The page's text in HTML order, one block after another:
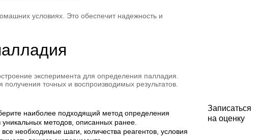
условиях. Это обеспечит надежность и
эксперимента для определения палладия.
точных и воспроизводимых результатов.
наиболее подходящий метод определения
уникальных методов, описанных ранее.
необходимые шаги, количества реагентов, условия
Записаться
на оценку